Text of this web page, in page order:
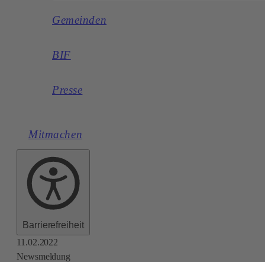
Gemeinden
BIF
Presse
Mitmachen
Barrierefreiheit
11.02.2022
Newsmeldung